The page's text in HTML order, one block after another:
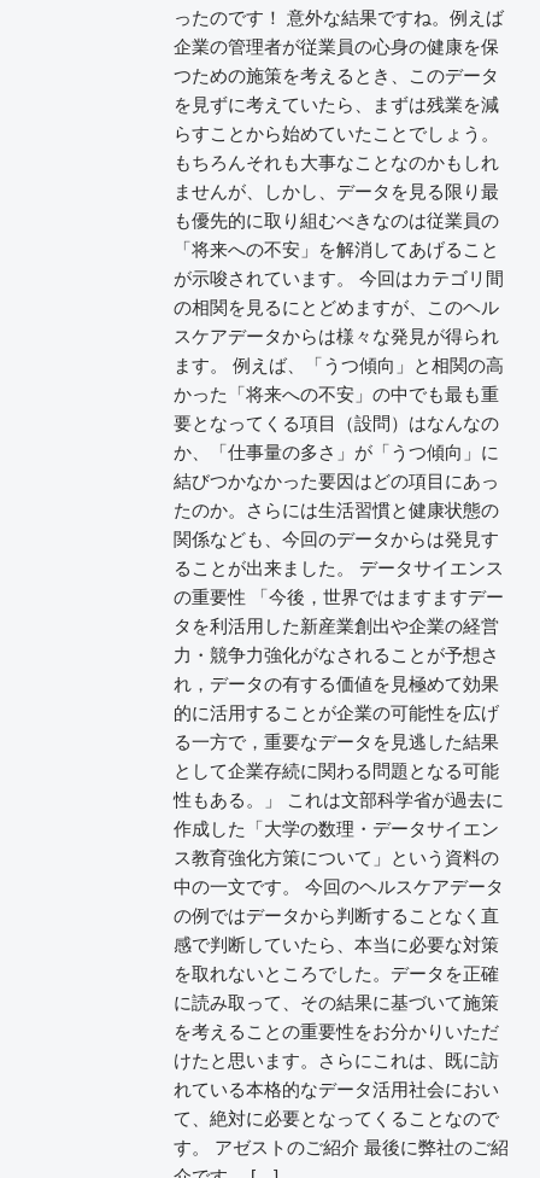
ったのです！ 意外な結果ですね。例えば
企業の管理者が従業員の心身の健康を保
つための施策を考えるとき、このデータ
を見ずに考えていたら、まずは残業を減
らすことから始めていたことでしょう。
もちろんそれも大事なことなのかもしれ
ませんが、しかし、データを見る限り最
も優先的に取り組むべきなのは従業員の
「将来への不安」を解消してあげること
が示唆されています。 今回はカテゴリ間
の相関を見るにとどめますが、このヘル
スケアデータからは様々な発見が得られ
ます。 例えば、「うつ傾向」と相関の高
かった「将来への不安」の中でも最も重
要となってくる項目（設問）はなんなの
か、「仕事量の多さ」が「うつ傾向」に
結びつかなかった要因はどの項目にあっ
たのか。さらには生活習慣と健康状態の
関係なども、今回のデータからは発見す
ることが出来ました。 データサイエンス
の重要性 「今後，世界ではますますデー
タを利活用した新産業創出や企業の経営
力・競争力強化がなされることが予想さ
れ，データの有する価値を見極めて効果
的に活用することが企業の可能性を広げ
る一方で，重要なデータを見逃した結果
として企業存続に関わる問題となる可能
性もある。」 これは文部科学省が過去に
作成した「大学の数理・データサイエン
ス教育強化方策について」という資料の
中の一文です。 今回のヘルスケアデータ
の例ではデータから判断することなく直
感で判断していたら、本当に必要な対策
を取れないところでした。データを正確
に読み取って、その結果に基づいて施策
を考えることの重要性をお分かりいただ
けたと思います。さらにこれは、既に訪
れている本格的なデータ活用社会におい
て、絶対に必要となってくることなので
す。 アゼストのご紹介 最後に弊社のご紹